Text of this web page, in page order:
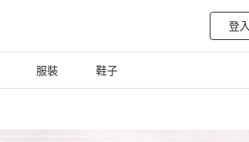
登入
服裝 鞋子